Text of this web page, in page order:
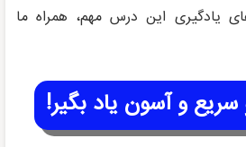
یادگیری این درس مهم، همراه ما
و آسون یاد بگیر!